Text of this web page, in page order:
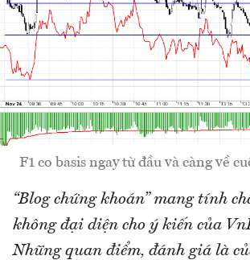
F1 co basis ngay từ đầu và càng về
“Blog chứng khoán” mang tính
không đại diện cho ý kiến của
Những quan điểm, đánh giá là